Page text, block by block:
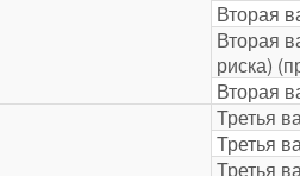
Вторая
Вторая
риска)
Вторая
Третья
Третья
Третья